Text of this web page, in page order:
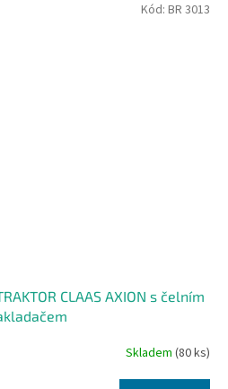
CLAAS AXION s čelním
Skladem(80 ks)
Kód: BR 3013